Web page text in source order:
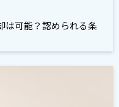
は可能？認められる条